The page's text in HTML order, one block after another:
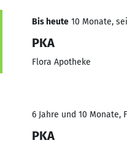
Bis heute 10 Monate,
PKA
Flora Apotheke
6 Jahre und 10 Monate,
PKA